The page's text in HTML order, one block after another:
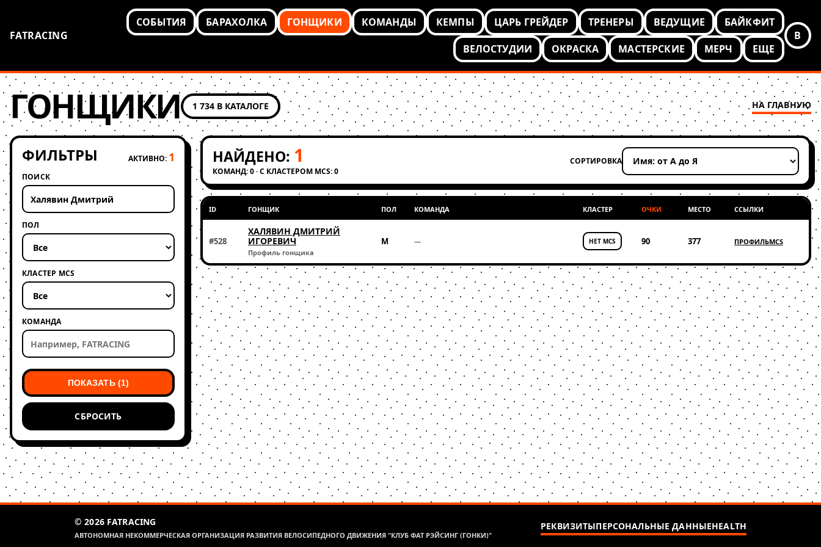
FATRACING
СОБЫТИЯ БАРАХОЛКА ГОНЩИКИ КОМАНДЫ КЕМПЫ ЦАРЬ ГРЕЙДЕР ТРЕНЕРЫ ВЕДУЩИЕ
БАЙКФИТ
ВЕЛОСТУДИИ
ОКРАСКА МАСТЕРСКИЕ МЕРЧ ЕЩЕ
В
ГОНЩИКИ 1 734 В КАТАЛОГЕ НА ГЛАВНУЮ
ФИЛЬТРЫ АКТИВНО: 1
ПОИСК
ПОЛ
КЛАСТЕР MCS
КОМАНДА
ПОКАЗАТЬ (1)
СБРОСИТЬ
НАЙДЕНО: 1
КОМАНД: 0 · С КЛАСТЕРОМ MCS: 0
СОРТИРОВКА
Применить сортировку
ID ГОНЩИК ПОЛ КОМАНДА КЛАСТЕР ОЧКИ МЕСТО ССЫЛКИ
#528
ХАЛЯВИН ДМИТРИЙ
ИГОРЕВИЧ
Профиль гонщика
М — НЕТ MCS 90 377 ПРОФИЛЬMCS
© 2026 FATRACING
АВТОНОМНАЯ НЕКОММЕРЧЕСКАЯ ОРГАНИЗАЦИЯ РАЗВИТИЯ ВЕЛОСИПЕДНОГО ДВИЖЕНИЯ "КЛУБ ФАТ РЭЙСИНГ (ГОНКИ)"
РЕКВИЗИТЫПЕРСОНАЛЬНЫЕ ДАННЫЕHEALTH